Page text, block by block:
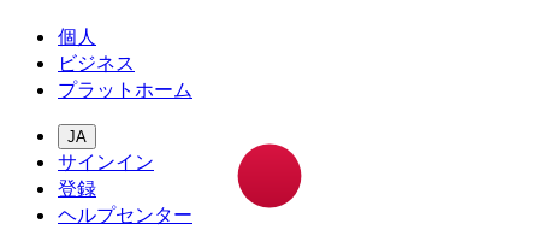
個人
ビジネス
プラットホーム
JA
サインイン
登録
ヘルプセンター